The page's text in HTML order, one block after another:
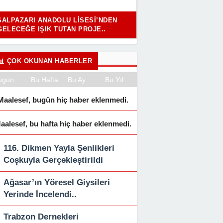
ANADOLU LISESI’NDEN
IŞIK TUTAN PROJE..
ÇOK OKUNAN HABERLER
Bu Hafta Bu Ay Bu Yıl
bugün hiç haber eklenmedi.
bu hafta hiç haber eklenmedi.
116. Dikmen Yayla Şenlikleri
Coşkuyla Gerçekleştirildi
Ağasar’ın Yöresel Giysileri
Yerinde İncelendi..
Trabzon Dernekleri